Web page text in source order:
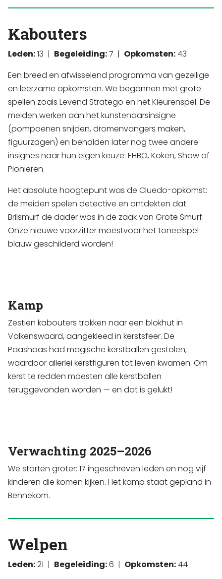
Kabouters
Leden:13 | Begeleiding:7 | Opkomsten:43
Een breed en afwisselend programma van gezellige
en leerzame opkomsten. We begonnen met grote
spellen zoals Levend Stratego en het Kleurenspel. De
meiden werken aan het kunstenaarsinsigne
(pompoenen snijden, dromenvangers maken,
figuurzagen) en behalden later nog twee andere
insignes naar hun eigen keuze: EHBO, Koken, Show of
Pionieren.
Het absolute hoogtepunt was de Cluedo-opkomst:
de meiden spelen detective en ontdekten dat
Brilsmurf de dader was in de zaak van Grote Smurf.
Onze nieuwe voorzitter moestvoor het toneelspel
blauw geschilderd worden!
Kamp
Zestien kabouters trokken naar een blokhut in
Valkenswaard, aangekleed in kerstsfeer. De
Paashaas had magische kerstballen gestolen,
waardoor allerlei kerstfiguren tot leven kwamen. Om
kerst te redden moesten alle kerstballen
teruggevonden worden — en dat is gelukt!
Verwachting 2025–2026
We starten groter: 17 ingeschreven leden en nog vijf
kinderen die komen kijken. Het kamp staat gepland in
Bennekom.
Welpen
Leden:21 | Begeleiding:6 | Opkomsten:44